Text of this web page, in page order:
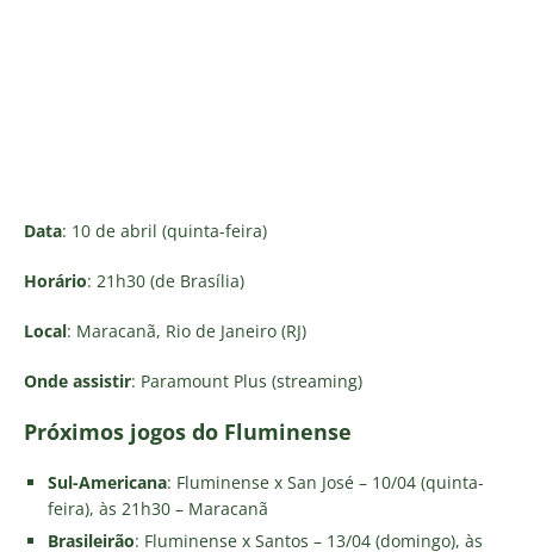
Data: 10 de abril (quinta-feira)
Horário: 21h30 (de Brasília)
Local: Maracanã, Rio de Janeiro (RJ)
Onde assistir: Paramount Plus (streaming)
Próximos jogos do Fluminense
Sul-Americana: Fluminense x San José – 10/04 (quinta-
feira), às 21h30 – Maracanã
Brasileirão: Fluminense x Santos – 13/04 (domingo), às